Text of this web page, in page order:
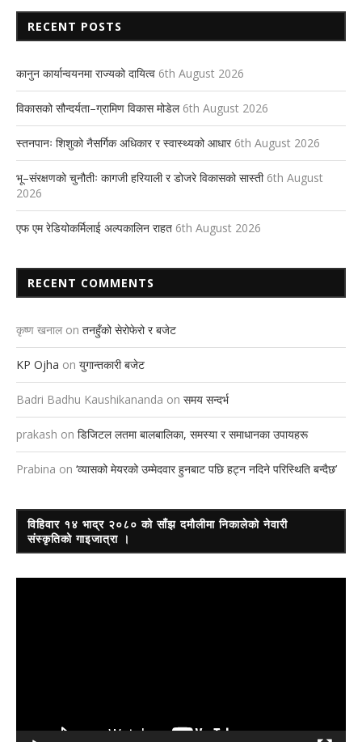
RECENT POSTS
कानुन कार्यान्वयनमा राज्यको दायित्व 6th August 2026
विकासको सौन्दर्यता–ग्रामिण विकास मोडेल 6th August 2026
स्तनपानः शिशुको नैसर्गिक अधिकार र स्वास्थ्यको आधार 6th August 2026
भू–संरक्षणको चुनौतीः कागजी हरियाली र डोजरे विकासको सास्ती 6th August
2026
एफ एम रेडियोकर्मिलाई अल्पकालिन राहत 6th August 2026
RECENT COMMENTS
कृष्ण खनाल on तनहुँको सेरोफेरो र बजेट
KP Ojha on युगान्तकारी बजेट
Badri Badhu Kaushikananda on समय सन्दर्भ
prakash on डिजिटल लतमा बालबालिका, समस्या र समाधानका उपायहरू
Prabina on ‘व्यासको मेयरको उम्मेदवार हुनबाट पछि हट्न नदिने परिस्थिति बन्दैछ’
विहिवार १४ भाद्र २०८० को साँझ दमौलीमा निकालेको नेवारी
संस्कृतिको गाइजात्रा ।